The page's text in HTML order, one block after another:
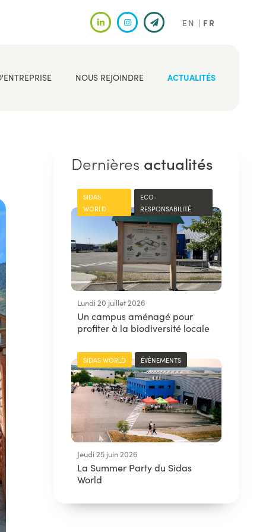
EN FR
NOUS REJOINDRE ACTUALITÉS
Dernières actualités
SIDAS
WORLD
ECO-
RESPONSABILITÉ
Lundi 20 juillet 2026
Un campus aménagé pour
profiter à la biodiversité locale
SIDAS WORLD ÉVÈNEMENTS
Jeudi 25 juin 2026
La Summer Party du Sidas
World